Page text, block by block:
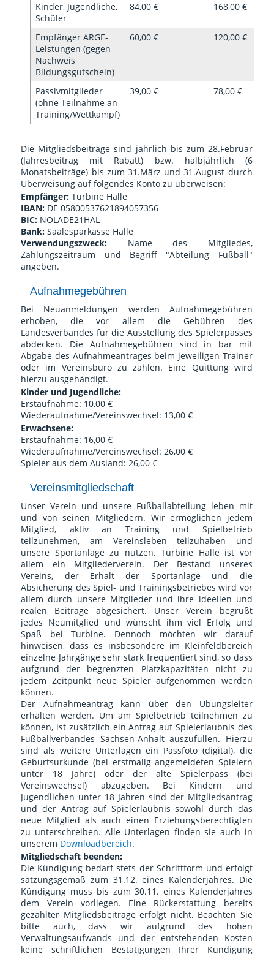
Kinder, Jugendliche,
Schüler
84,00 € 168,00 €
Empfänger ARGE-
Leistungen (gegen
Nachweis
Bildungsgutschein)
60,00 € 120,00 €
Passivmitglieder
(ohne Teilnahme an
Training/Wettkampf)
39,00 € 78,00 €
Die Mitgliedsbeiträge sind jährlich bis zum 28.Februar
(Jahresbeitrag mit Rabatt) bzw. halbjährlich (6
Monatsbeiträge) bis zum 31.März und 31.August durch
Überweisung auf folgendes Konto zu überweisen:
Empfänger: Turbine Halle
IBAN: DE 05800537621894057356
BIC: NOLADE21HAL
Bank: Saalesparkasse Halle
Verwendungszweck: Name des Mitgliedes,
Zahlungszeitraum und Begriff "Abteilung Fußball"
angeben.
Aufnahmegebühren
Bei Neuanmeldungen werden Aufnahmegebühren
erhoben, die vor allem die Gebühren des
Landesverbandes für die Ausstellung des Spielerpasses
abdecken. Die Aufnahmegebühren sind in bar mit
Abgabe des Aufnahmeantrages beim jeweiligen Trainer
oder im Vereinsbüro zu zahlen. Eine Quittung wird
hierzu ausgehändigt.
Kinder und Jugendliche:
Erstaufnahme: 10,00 €
Wiederaufnahme/Vereinswechsel: 13,00 €
Erwachsene:
Erstaufnahme: 16,00 €
Wiederaufnahme/Vereinswechsel: 26,00 €
Spieler aus dem Ausland: 26,00 €
Vereinsmitgliedschaft
Unser Verein und unsere Fußballabteilung leben mit
und von seinen Mitgliedern. Wir ermöglichen jedem
Mitglied, aktiv an Training und Spielbetrieb
teilzunehmen, am Vereinsleben teilzuhaben und
unsere Sportanlage zu nutzen. Turbine Halle ist vor
allem ein Mitgliederverein. Der Bestand unseres
Vereins, der Erhalt der Sportanlage und die
Absicherung des Spiel- und Trainingsbetriebes wird vor
allem durch unsere Mitglieder und ihre ideellen und
realen Beiträge abgesichert. Unser Verein begrüßt
jedes Neumitglied und wünscht ihm viel Erfolg und
Spaß bei Turbine. Dennoch möchten wir darauf
hinweisen, dass es insbesondere im Kleinfeldbereich
einzelne Jahrgänge sehr stark frequentiert sind, so dass
aufgrund der begrenzten Platzkapazitäten nicht zu
jedem Zeitpunkt neue Spieler aufgenommen werden
können.
Der Aufnahmeantrag kann über den Übungsleiter
erhalten werden. Um am Spielbetrieb teilnehmen zu
können, ist zusätzlich ein Antrag auf Spielerlaubnis des
Fußballverbandes Sachsen-Anhalt auszufüllen. Hierzu
sind als weitere Unterlagen ein Passfoto (digital), die
Geburtsurkunde (bei erstmalig angemeldeten Spielern
unter 18 Jahre) oder der alte Spielerpass (bei
Vereinswechsel) abzugeben. Bei Kindern und
Jugendlichen unter 18 Jahren sind der Mitgliedsantrag
und der Antrag auf Spielerlaubnis sowohl durch das
neue Mitglied als auch einen Erziehungsberechtigten
zu unterschreiben. Alle Unterlagen finden sie auch in
unserem Downloadbereich.
Mitgliedschaft beenden:
Die Kündigung bedarf stets der Schriftform und erfolgt
satzungsgemäß zum 31.12. eines Kalenderjahres. Die
Kündigung muss bis zum 30.11. eines Kalenderjahres
dem Verein vorliegen. Eine Rückerstattung bereits
gezahlter Mitgliedsbeiträge erfolgt nicht. Beachten Sie
bitte auch, dass wir aufgrund des hohen
Verwaltungsaufwands und der entstehenden Kosten
keine schriftlichen Bestätigungen Ihrer Kündigung